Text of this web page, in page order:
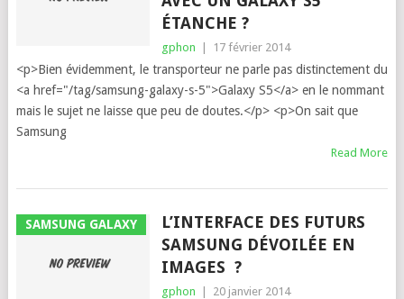
ÉTANCHE ?
gphon 17 février 2014
<p>Bien évidemment, le transporteur ne parle pas distinctement du
<a href="/tag/samsung-galaxy-s-5">Galaxy S5</a> en le nommant
mais le sujet ne laisse que peu de doutes.</p> <p>On sait que
Samsung
Read More
SAMSUNG GALAXY
L’INTERFACE DES FUTURS
SAMSUNG DÉVOILÉE EN
IMAGES ?
gphon 20 janvier 2014